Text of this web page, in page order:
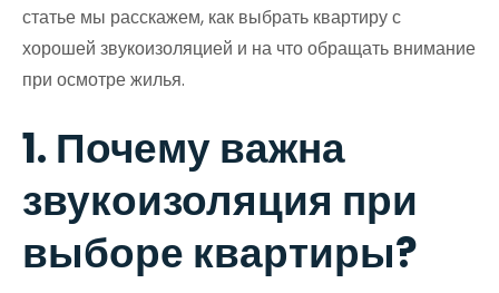
статье мы расскажем, как выбрать квартиру с
хорошей звукоизоляцией и на что обращать внимание
при осмотре жилья.
1. Почему важна
звукоизоляция при
выборе квартиры?